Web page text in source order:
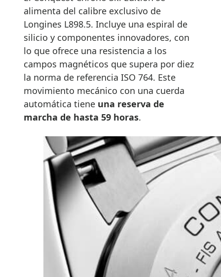
alimenta del calibre exclusivo de
Longines L898.5. Incluye una espiral de
silicio y componentes innovadores, con
lo que ofrece una resistencia a los
campos magnéticos que supera por diez
la norma de referencia ISO 764. Este
movimiento mecánico con una cuerda
automática tiene una reserva de
marcha de hasta 59 horas.